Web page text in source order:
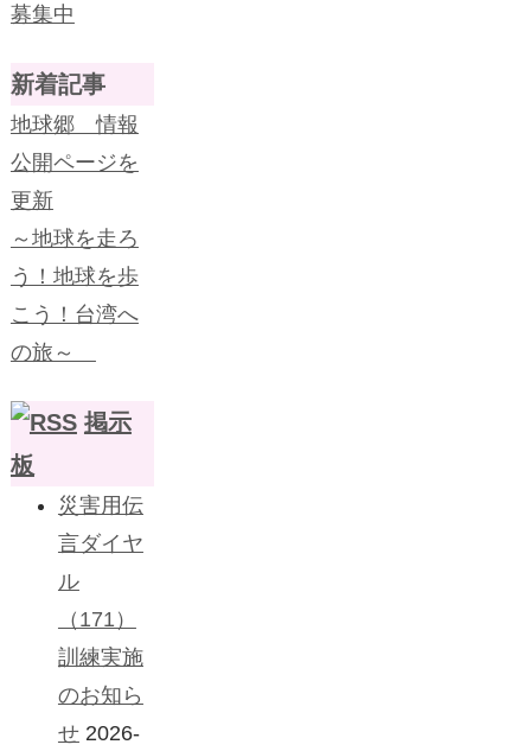
募集中
新着記事
地球郷 情報
公開ページを
更新
～地球を走ろ
う！地球を歩
こう！台湾へ
の旅～
掲示
板
災害用伝
言ダイヤ
ル
（171）
訓練実施
のお知ら
せ 2026-